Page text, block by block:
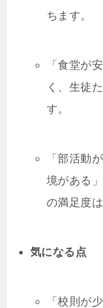
ちます。
「食堂が
く、生徒
す。
「部活動
境がある
の満足度
気になる点
「校則が